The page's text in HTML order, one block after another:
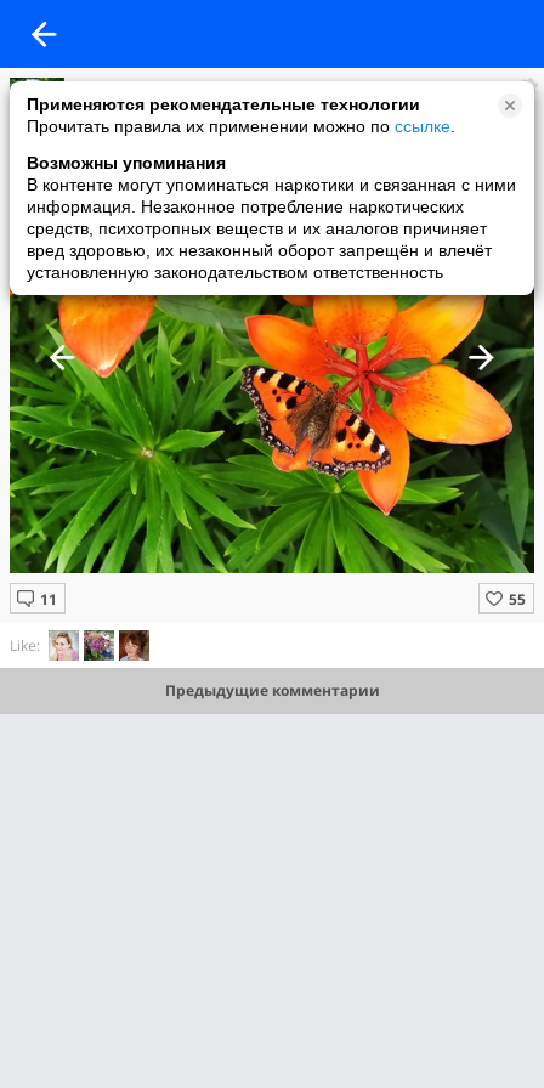
Применяются рекомендательные технологии
Прочитать правила их применении можно по ссылке
Возможны упоминания
В контенте могут упоминаться наркотики и связанная с ними
информация. Незаконное потребление наркотических
средств, психотропных веществ и их аналогов причиняет
вред здоровью, их незаконный оборот запрещён и влечёт
установленную законодательством ответственность
Вера Варкентина
added a photo
12 Jun в 19:25
Like:
Предыдущие комментарии